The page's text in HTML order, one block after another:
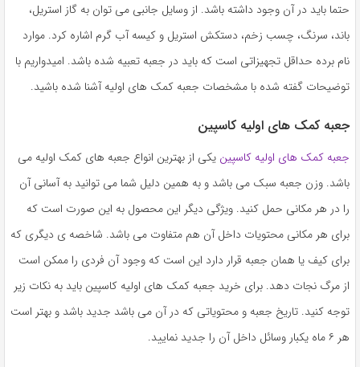
حتما باید در آن وجود داشته باشد. از وسایل جانبی می توان به گاز استریل،
باند، سرنگ، چسب زخم، دستکش استریل و کیسه آب گرم اشاره کرد. موارد
نام برده حداقل تجهیزاتی است که باید در جعبه تعبیه شده باشد. امیدواریم با
توضیحات گفته شده با مشخصات جعبه کمک های اولیه آشنا شده باشید.
جعبه کمک های اولیه کاسپین
جعبه کمک های اولیه کاسپین یکی از بهترین انواع جعبه های کمک اولیه می
باشد. وزن جعبه سبک می باشد و به همین دلیل شما می توانید به آسانی آن
را در هر مکانی حمل کنید. ویژگی دیگر این محصول به این صورت است که
برای هر مکانی محتویات داخل آن هم متفاوت می باشد. شاخصه ی دیگری که
برای کیف یا همان جعبه قرار دارد این است که وجود آن فردی را ممکن است
از مرگ نجات دهد. برای خرید جعبه کمک های اولیه کاسپین باید به نکات زیر
توجه کنید. تاریخ جعبه و محتویاتی که در آن می باشد جدید باشد و بهتر است
هر ۶ ماه یکبار وسائل داخل آن را جدید نمایید.